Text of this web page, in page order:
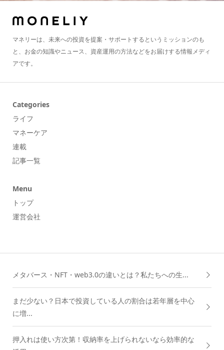
マネリーは、未来への投資を提案・サポートするというミッションのも
と、お金の知識やニュース、資産運用の方法などをお届けする情報メディ
アです。
Categories
ライフ
マネーケア
連載
記事一覧
Menu
トップ
運営会社
メタバース・NFT・web3.0の違いとは？私たちへの生...
まだ少ない？日本で投資している人の割合は若年層を中心
に増...
押入れは使い方次第！収納率を上げられないなら効率的な